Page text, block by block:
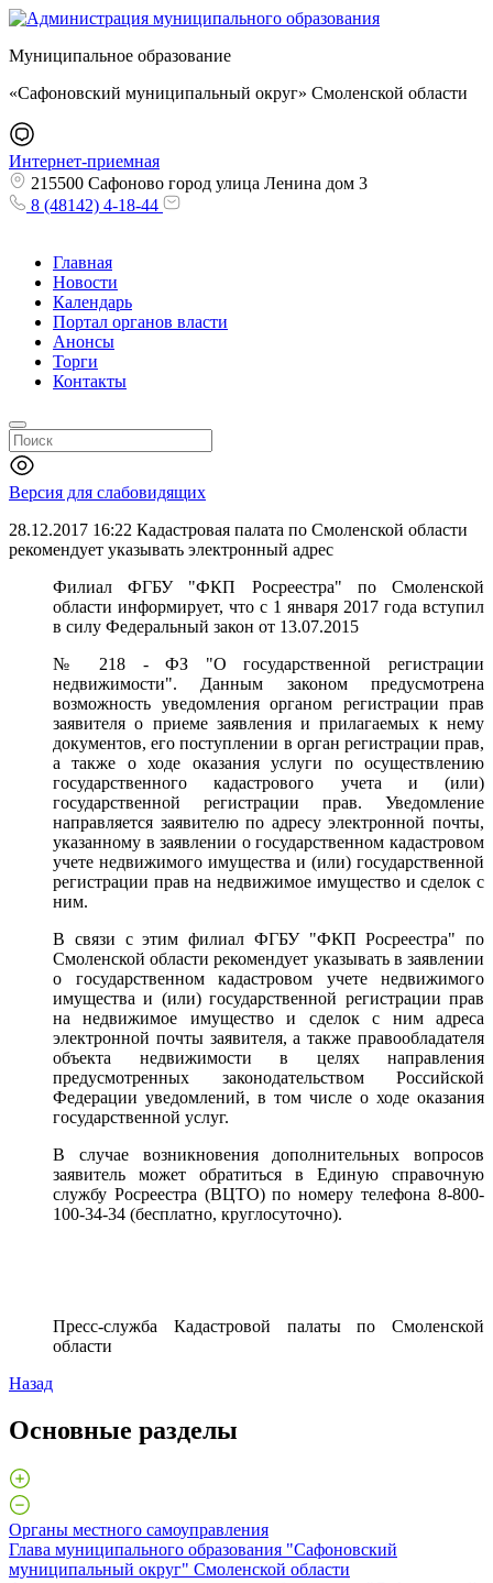
Муниципальное образование
«Сафоновский муниципальный округ» Смоленской области
Интернет-приемная
215500 Сафоново город улица Ленина дом 3
8 (48142) 4-18-44
Главная
Новости
Календарь
Портал органов власти
Анонсы
Торги
Контакты
Версия для слабовидящих
28.12.2017 16:22 Кадастровая палата по Смоленской области
рекомендует указывать электронный адрес
Филиал ФГБУ "ФКП Росреестра" по Смоленской
области информирует, что с 1 января 2017 года вступил
в силу Федеральный закон от 13.07.2015
№ 218 - ФЗ "О государственной регистрации
недвижимости". Данным законом предусмотрена
возможность уведомления органом регистрации прав
заявителя о приеме заявления и прилагаемых к нему
документов, его поступлении в орган регистрации прав,
а также о ходе оказания услуги по осуществлению
государственного кадастрового учета и (или)
государственной регистрации прав. Уведомление
направляется заявителю по адресу электронной почты,
указанному в заявлении о государственном кадастровом
учете недвижимого имущества и (или) государственной
регистрации прав на недвижимое имущество и сделок с
ним.
В связи с этим филиал ФГБУ "ФКП Росреестра" по
Смоленской области рекомендует указывать в заявлении
о государственном кадастровом учете недвижимого
имущества и (или) государственной регистрации прав
на недвижимое имущество и сделок с ним адреса
электронной почты заявителя, а также правообладателя
объекта недвижимости в целях направления
предусмотренных законодательством Российской
Федерации уведомлений, в том числе о ходе оказания
государственной услуг.
В случае возникновения дополнительных вопросов
заявитель может обратиться в Единую справочную
службу Росреестра (ВЦТО) по номеру телефона 8-800-
100-34-34 (бесплатно, круглосуточно).
Пресс-служба Кадастровой палаты по Смоленской
области
Назад
Основные разделы
Органы местного самоуправления
Глава муниципального образования "Сафоновский
муниципальный округ" Смоленской области